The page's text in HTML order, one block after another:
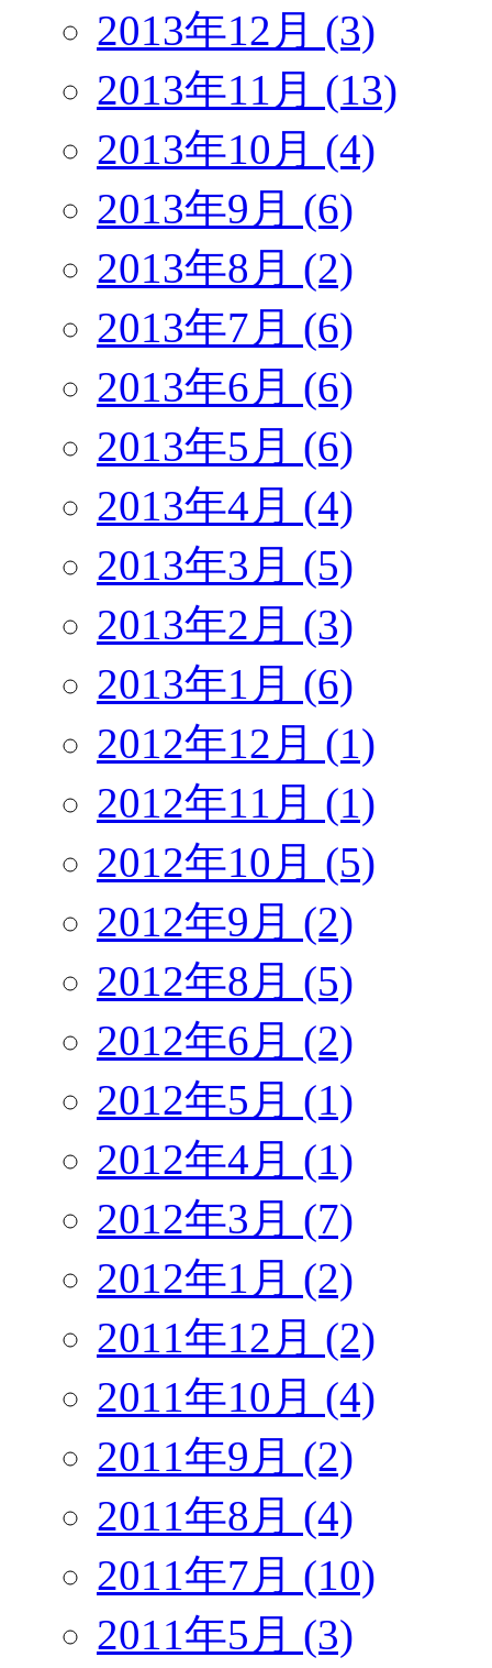
2013年12月 (3)
2013年11月 (13)
2013年10月 (4)
2013年9月 (6)
2013年8月 (2)
2013年7月 (6)
2013年6月 (6)
2013年5月 (6)
2013年4月 (4)
2013年3月 (5)
2013年2月 (3)
2013年1月 (6)
2012年12月 (1)
2012年11月 (1)
2012年10月 (5)
2012年9月 (2)
2012年8月 (5)
2012年6月 (2)
2012年5月 (1)
2012年4月 (1)
2012年3月 (7)
2012年1月 (2)
2011年12月 (2)
2011年10月 (4)
2011年9月 (2)
2011年8月 (4)
2011年7月 (10)
2011年5月 (3)